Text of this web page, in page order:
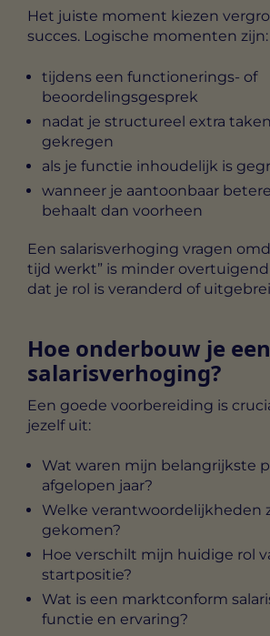
Het juiste moment kiezen
succes. Logische momenten zijn:
tijdens een functionerings- of
beoordelingsgesprek
nadat je structureel extra
gekregen
als je functie inhoudelijk is
wanneer je aantoonbaar
behaalt dan voorheen
Een salarisverhoging vragen
tijd werkt” is minder
dat je rol is veranderd of
Hoe onderbouw je een
salarisverhoging?
Een goede voorbereiding is
jezelf uit:
Wat waren mijn belangrijkste
afgelopen jaar?
Welke verantwoordelijkheden
gekomen?
Hoe verschilt mijn huidige rol
startpositie?
Wat is een marktconform
functie en ervaring?